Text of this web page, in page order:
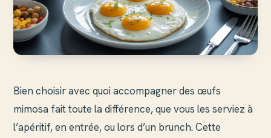
Bien choisir avec quoi accompagner des œufs
mimosa fait toute la différence, que vous les serviez à
l’apéritif, en entrée, ou lors d’un brunch. Cette